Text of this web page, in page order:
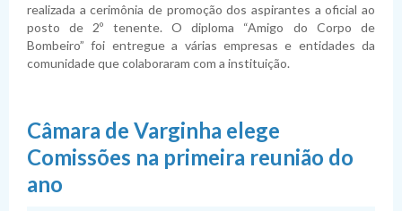
realizada a cerimônia de promoção dos aspirantes a oficial ao
posto de 2º tenente. O diploma “Amigo do Corpo de
Bombeiro” foi entregue a várias empresas e entidades da
comunidade que colaboraram com a instituição.
Câmara de Varginha elege
Comissões na primeira reunião do
ano